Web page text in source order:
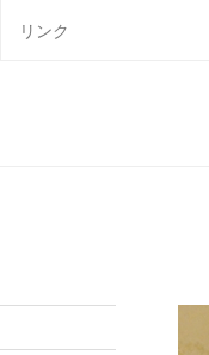
リンク